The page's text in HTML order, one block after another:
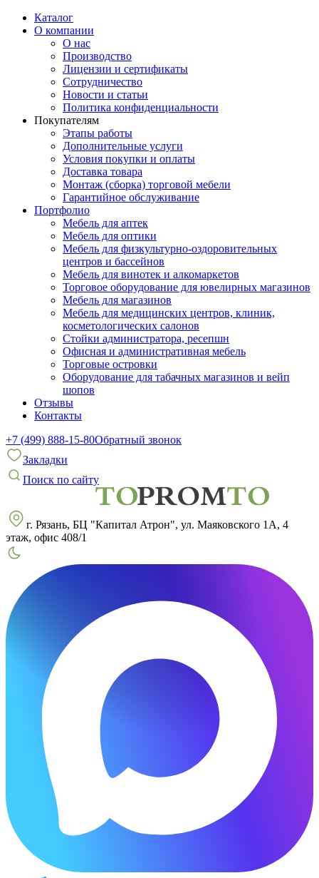
Каталог
О компании
О нас
Производство
Лицензии и сертификаты
Сотрудничество
Новости и статьи
Политика конфиденциальности
Покупателям
Этапы работы
Дополнительные услуги
Условия покупки и оплаты
Доставка товара
Монтаж (сборка) торговой мебели
Гарантийное обслуживание
Портфолио
Мебель для аптек
Мебель для оптики
Мебель для физкультурно-оздоровительных
центров и бассейнов
Мебель для винотек и алкомаркетов
Торговое оборудование для ювелирных магазинов
Мебель для магазинов
Мебель для медицинских центров, клиник,
косметологических салонов
Стойки администратора, ресепшн
Офисная и административная мебель
Торговые островки
Оборудование для табачных магазинов и вейп
шопов
Отзывы
Контакты
+7 (499) 888-15-80Обратный звонок
Закладки
Поиск по сайту
г. Рязань, БЦ "Капитал Атрон", ул. Маяковского 1А, 4
этаж, офис 408/1